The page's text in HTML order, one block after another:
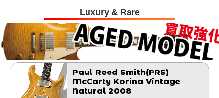
Luxury & Rare
Paul Reed Smith(PRS)
McCarty Korina Vintage
Natural 2008